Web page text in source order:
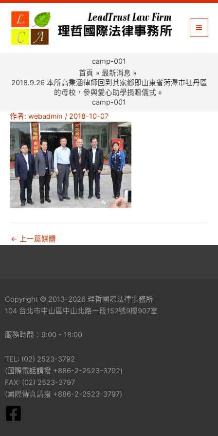
跳
camp-001
首頁
最新消息
2018.9.26 本所高秉涵律師回到其家鄉即山東省菏澤市牡丹區
的母校，參與愛心助學捐贈儀式
camp-001
作者: webadmin / 2018-10-07
← 上一篇媒體
Copyright © 2013-2026 理哲國際法律事務所
104 台北市中山區中山北路一段152號9樓907室
服務時間：9:00 - 18:00
TEL: (02) 2523-3792
(國際電話請撥 +886-2-2523-3792)
FAX: (02) 2523-3797
(國際傳真請撥 +886-2-2523-3797)